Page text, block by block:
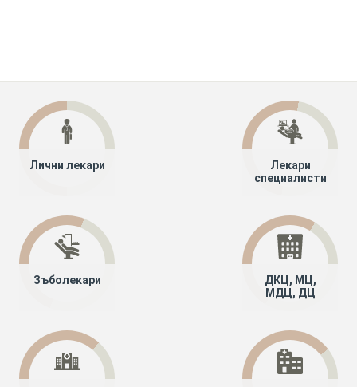
Лични лекари
Лекари
специалисти
Зъболекари
ДКЦ, МЦ,
МДЦ, ДЦ